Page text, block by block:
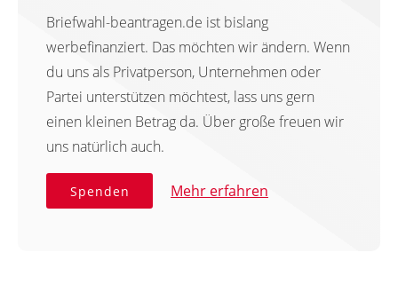
Briefwahl-beantragen.de ist bislang
werbefinanziert. Das möchten wir ändern. Wenn
du uns als Privatperson, Unternehmen oder
Partei unterstützen möchtest, lass uns gern
einen kleinen Betrag da. Über große freuen wir
uns natürlich auch.
Spenden Mehr erfahren